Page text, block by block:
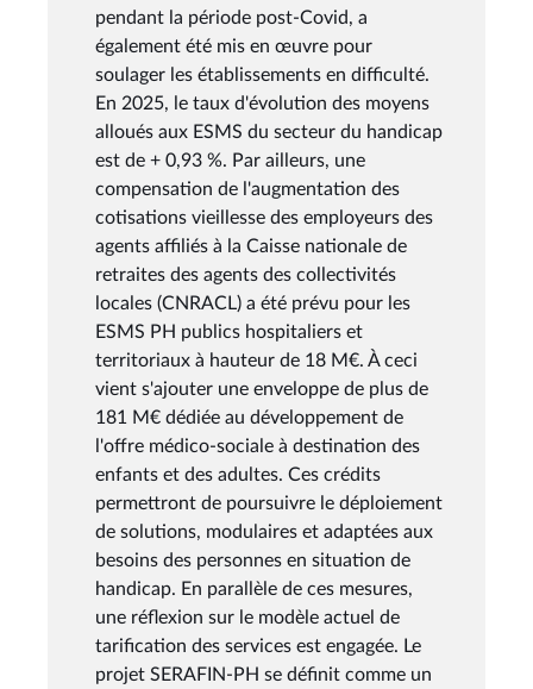
pendant la période post-Covid, a
également été mis en œuvre pour
soulager les établissements en difficulté.
En 2025, le taux d'évolution des moyens
alloués aux ESMS du secteur du handicap
est de + 0,93 %. Par ailleurs, une
compensation de l'augmentation des
cotisations vieillesse des employeurs des
agents affiliés à la Caisse nationale de
retraites des agents des collectivités
locales (CNRACL) a été prévu pour les
ESMS PH publics hospitaliers et
territoriaux à hauteur de 18 M€. À ceci
vient s'ajouter une enveloppe de plus de
181 M€ dédiée au développement de
l'offre médico-sociale à destination des
enfants et des adultes. Ces crédits
permettront de poursuivre le déploiement
de solutions, modulaires et adaptées aux
besoins des personnes en situation de
handicap. En parallèle de ces mesures,
une réflexion sur le modèle actuel de
tarification des services est engagée. Le
projet SERAFIN-PH se définit comme un